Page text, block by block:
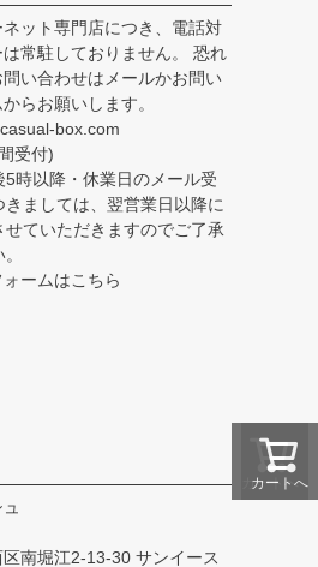
カートへ
カートへ
ット専門店につき、電話対
常駐しておりません。 恐れ
い合わせはメールかお問い
らお願いします。
box.com
受付)
時以降・休業日のメール受
きましては、翌営業日以降に
せていただきますのでご了承
ームはこちら
南堀江2-13-30 サンイース